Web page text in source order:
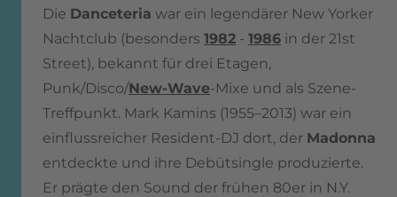
Die Danceteria war ein legendärer New Yorker
Nachtclub (besonders 1982 - 1986 in der 21st
Street), bekannt für drei Etagen,
Punk/Disco/New-Wave-Mixe und als Szene-
Treffpunkt. Mark Kamins (1955–2013) war ein
einflussreicher Resident-DJ dort, der Madonna
entdeckte und ihre Debütsingle produzierte.
Er prägte den Sound der frühen 80er in N.Y.